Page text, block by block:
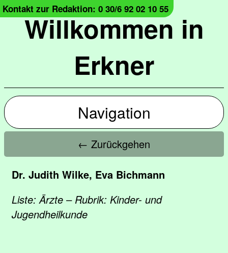
Willkommen in
Erkner
Kontakt zur Redaktion: 0 30/6 92 02 10 55
Navigation
← Zurückgehen
Dr. Judith Wilke, Eva Bichmann
Liste: Ärzte – Rubrik: Kinder- und
Jugendheilkunde